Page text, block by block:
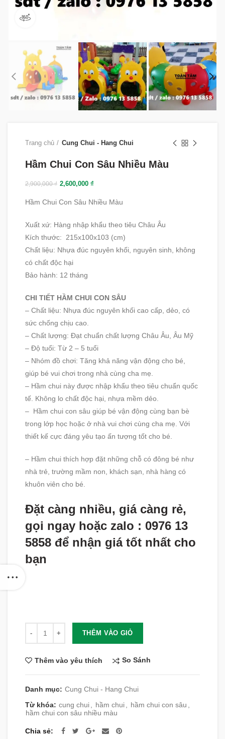
Trang chủ Cung Chui - Hang Chui
Hầm Chui Con Sâu Nhiều Màu
2,900,000₫ 2,600,000 ₫
Hầm Chui Con Sâu Nhiều Màu
Xuất xứ: Hàng nhập khẩu theo tiêu Châu Âu
Kích thước: 215x100x103 (cm)
Chất liệu: Nhựa đúc nguyên khối, nguyên sinh, không
có chất độc hại
Bảo hành: 12 tháng
CHI TIẾT HẦM CHUI CON SÂU
– Chất liệu: Nhựa đúc nguyên khối cao cấp, dẻo, có
sức chống chịu cao.
– Chất lượng: Đạt chuẩn chất lượng Châu Âu, Âu Mỹ
– Độ tuổi: Từ 2 – 5 tuổi
– Nhóm đồ chơi: Tăng khả năng vận động cho bé,
giúp bé vui chơi trong nhà cùng cha mẹ.
– Hầm chui này được nhập khẩu theo tiêu chuẩn quốc
tế. Không lo chất độc hại, nhựa mềm dẻo.
– Hầm chui con sâu giúp bé vận động cùng bạn bè
trong lớp học hoặc ở nhà vui chơi cùng cha mẹ. Với
thiết kế cực đáng yêu tạo ấn tượng tốt cho bé.
– Hầm chui thích hợp đặt những chỗ có đông bé như
nhà trẻ, trường mầm non, khách sạn, nhà hàng có
khuôn viên cho bé.
Đặt càng nhiều, giá càng rẻ,
gọi ngay hoặc zalo : 0976 13
5858 để nhận giá tốt nhất cho
bạn
THÊM VÀO GIỎ
Thêm vào yêu thích So Sánh
Danh mục: Cung Chui - Hang Chui
Từ khóa: cung chui hầm chui hầm chui con sâu
hầm chui con sâu nhiều màu
Chia sẻ